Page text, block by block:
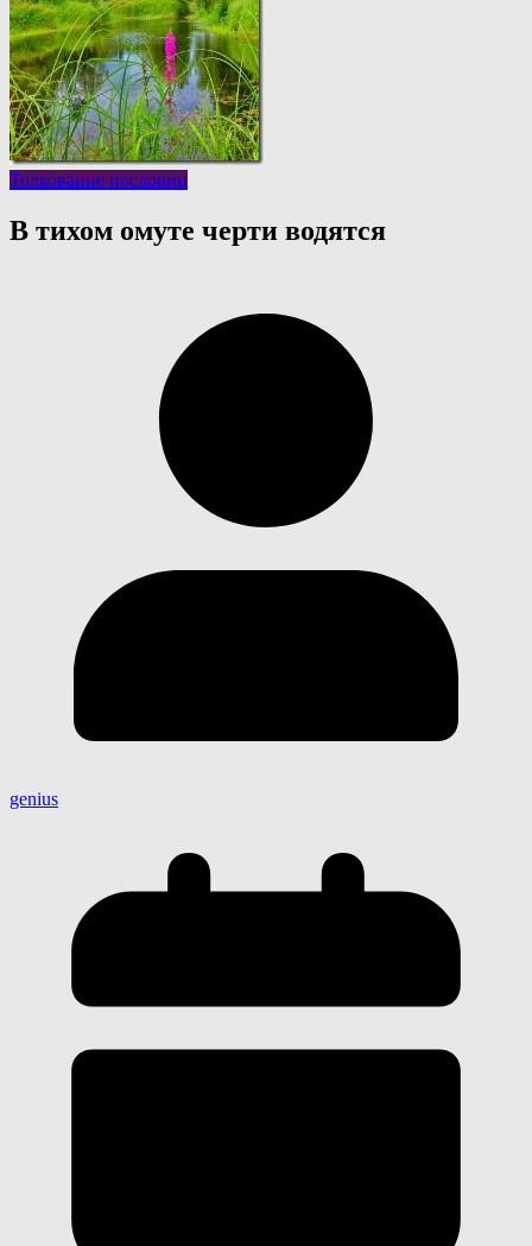
Толкование пословиц
В тихом омуте черти водятся
genius